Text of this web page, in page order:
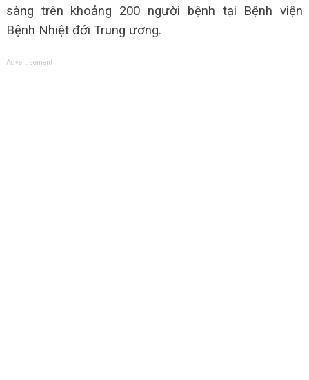
sàng trên khoảng 200 người bệnh tại Bệnh viện
Bệnh Nhiệt đới Trung ương.
Advertisement